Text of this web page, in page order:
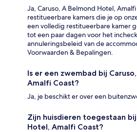
Ja, Caruso, A Belmond Hotel,
restitueerbare kamers die je op
een volledig restitueerbare kamer
tot een paar dagen voor het
annuleringsbeleid van de
Voorwaarden & Bepalingen.
Is er een zwembad bij
Amalfi Coast?
Ja, je beschikt er over een
Zijn huisdieren toegestaan
Hotel, Amalfi Coast?